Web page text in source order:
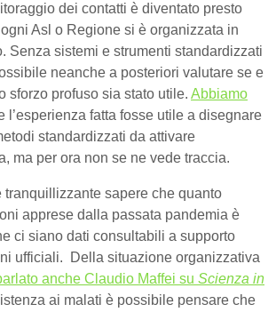
dei contatti è diventato presto
Asl o Regione si è organizzata in
Senza sistemi e strumenti standardizzati
neanche a posteriori valutare se e
sforzo profuso sia stato utile. Abbiamo
l’esperienza fatta fosse utile a disegnare
standardizzati da attivare
ma per ora non se ne vede traccia.
tranquillizzante sapere che quanto
apprese dalla passata pandemia è
ci siano dati consultabili a supporto
ufficiali. Della situazione organizzativa
anche Claudio Maffei su Scienza in
ai malati è possibile pensare che